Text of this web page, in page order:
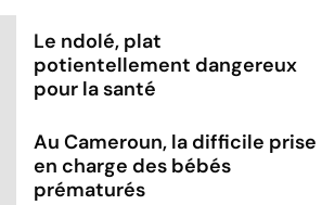
Le ndolé, plat
potientellement dangereux
pour la santé
Au Cameroun, la difficile prise
en charge des bébés
prématurés